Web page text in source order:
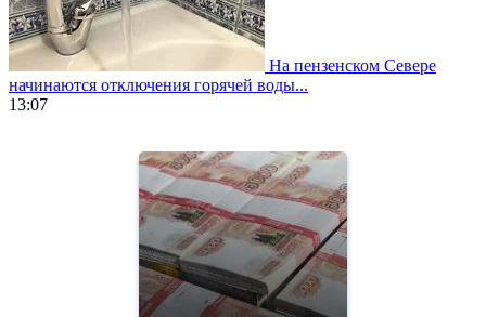
На пензенском Севере
начинаются отключения горячей воды...
13:07